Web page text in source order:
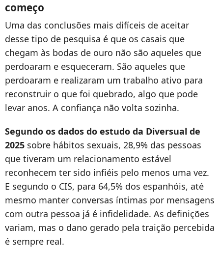
começo
Uma das conclusões mais difíceis de aceitar
desse tipo de pesquisa é que os casais que
chegam às bodas de ouro não são aqueles que
perdoaram e esqueceram. São aqueles que
perdoaram e realizaram um trabalho ativo para
reconstruir o que foi quebrado, algo que pode
levar anos. A confiança não volta sozinha.
Segundo os dados do estudo da Diversual de
2025 sobre hábitos sexuais, 28,9% das pessoas
que tiveram um relacionamento estável
reconhecem ter sido infiéis pelo menos uma vez.
E segundo o CIS, para 64,5% dos espanhóis, até
mesmo manter conversas íntimas por mensagens
com outra pessoa já é infidelidade. As definições
variam, mas o dano gerado pela traição percebida
é sempre real.